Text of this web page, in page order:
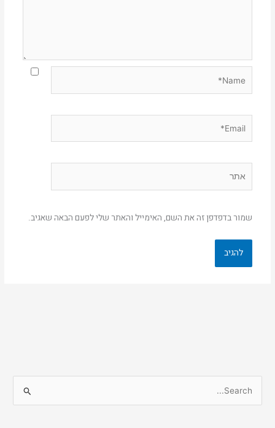
שמור בדפדפן זה את השם, האימייל והאתר שלי לפעם הבאה שאגיב.
e